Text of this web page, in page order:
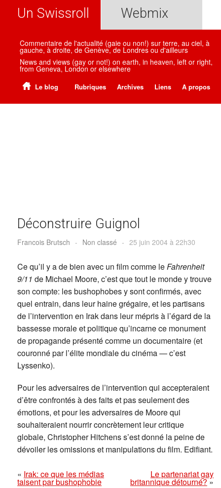
Un Swissroll Webmix
Commentaire de l'actualité (gaie ou non!) sur terre, au ciel, à
gauche, à droite, de Genève, de Londres ou d'ailleurs
News and views (gay or not!) on earth, in heaven, left or right,
from Geneva, London or elsewhere
Le blog Rubriques Archives Liens A propos
Déconstruire Guignol
Francois Brutsch - Non classé - 25 juin 2004 à 22h30
Ce qu’il y a de bien avec un film comme le Fahrenheit
9/11 de Michael Moore, c’est que tout le monde y trouve
son compte: les bushophobes y sont confirmés, avec
quel entrain, dans leur haine grégaire, et les partisans
de l’intervention en Irak dans leur mépris à l’égard de la
bassesse morale et politique qu’incarne ce monument
de propagande présenté comme un documentaire (et
couronné par l’élite mondiale du cinéma — c’est
Lyssenko).
Pour les adversaires de l’intervention qui accepteraient
d’être confrontés à des faits et pas seulement des
émotions, et pour les adversaires de Moore qui
souhaiteraient nourrir concrètement leur critique
globale, Christopher Hitchens s’est donné la peine de
dévoiler les omissions et manipulations du film. Edifiant.
« Irak: ce que les médias
taisent par bushophobie
Le partenariat gay
britannique détourné?»